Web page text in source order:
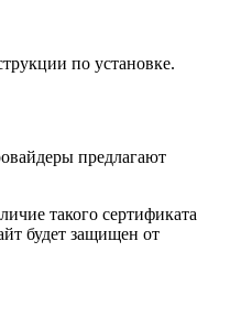
по установке.
предлагают
такого сертификата
будет защищен от